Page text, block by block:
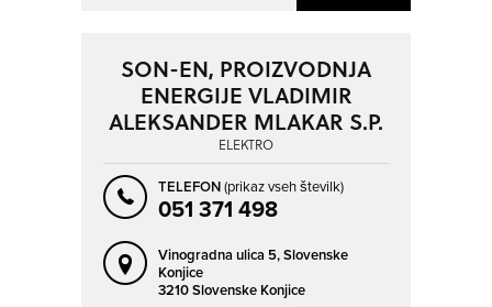
SON-EN, PROIZVODNJA
ENERGIJE VLADIMIR
ALEKSANDER MLAKAR S.P.
ELEKTRO
TELEFON(prikaz vseh številk)
051 371 498
Vinogradna ulica 5,Slovenske
Konjice
3210 Slovenske Konjice